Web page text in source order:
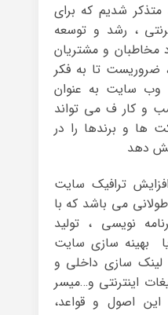
متذکر شدیم که برای
، رشد و توسعه
و مشتریان
ضروریست تا به فکر
وب سایت به عنوان
و کار ف می تواند
ها و برندها را در
دهد
ترافیک سایت
می باشد که با
نویسی ، تولید
بهینه سازی سایت
لینک سازی داخلی و
اینترنتی و…میسر
اصول و قواعد،